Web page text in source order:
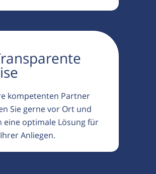
kompetenten Partner
Sie gerne vor Ort und
eine optimale Lösung für
Anliegen.